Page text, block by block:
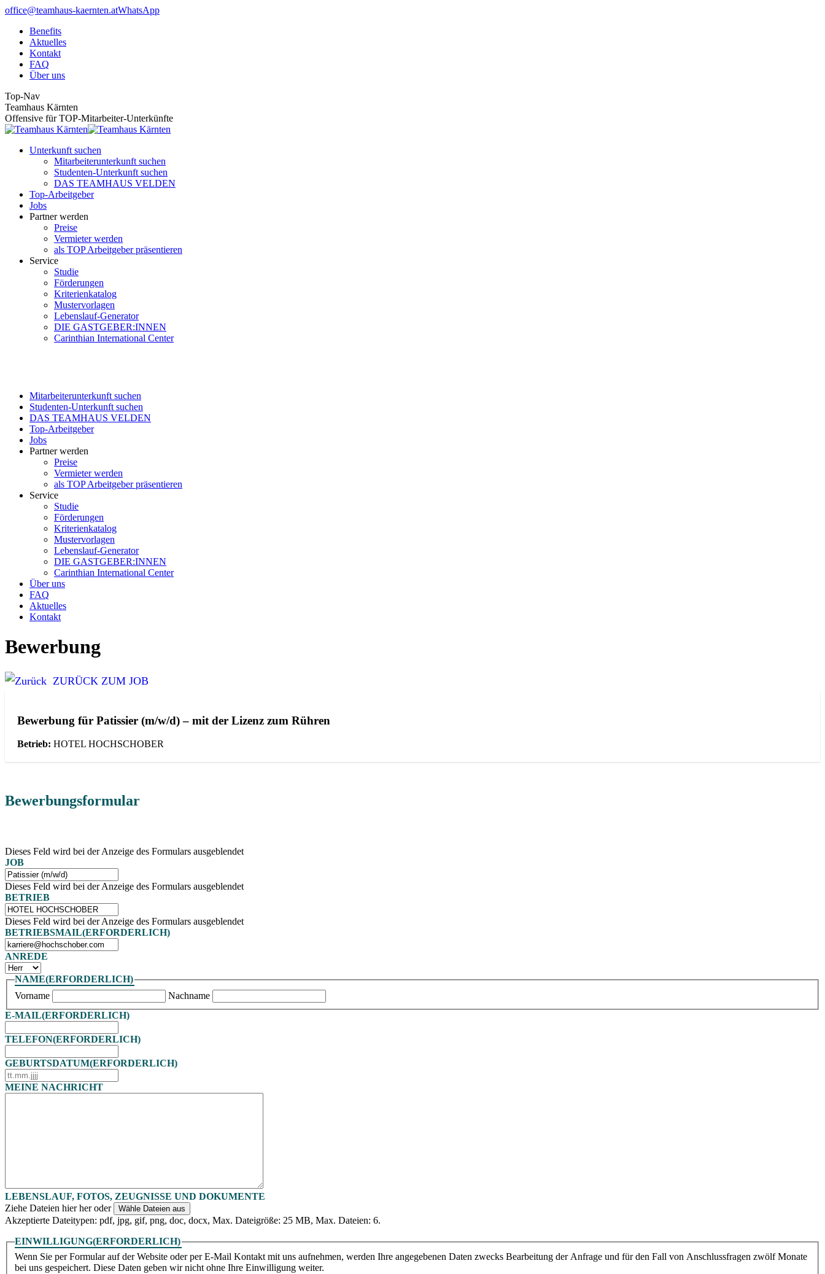
Zum
office@teamhaus-kaernten.atWhatsApp
Benefits
Aktuelles
Kontakt
FAQ
Über uns
Top-Nav
Teamhaus Kärnten
Offensive für TOP-Mitarbeiter-Unterkünfte
Unterkunft suchen
Mitarbeiterunterkunft suchen
Studenten-Unterkunft suchen
DAS TEAMHAUS VELDEN
Top-Arbeitgeber
Jobs
Partner werden
Preise
Vermieter werden
als TOP Arbeitgeber präsentieren
Service
Studie
Förderungen
Kriterienkatalog
Mustervorlagen
Lebenslauf-Generator
DIE GASTGEBER:INNEN
Carinthian International Center
Mitarbeiterunterkunft suchen
Studenten-Unterkunft suchen
DAS TEAMHAUS VELDEN
Top-Arbeitgeber
Jobs
Partner werden
Preise
Vermieter werden
als TOP Arbeitgeber präsentieren
Service
Studie
Förderungen
Kriterienkatalog
Mustervorlagen
Lebenslauf-Generator
DIE GASTGEBER:INNEN
Carinthian International Center
Über uns
FAQ
Aktuelles
Kontakt
Bewerbung
ZURÜCK ZUM JOB
Bewerbung für Patissier (m/w/d) – mit der Lizenz zum Rühren
Betrieb: HOTEL HOCHSCHOBER
Bewerbungsformular
Dieses Feld wird bei der Anzeige des Formulars ausgeblendet
JOB
Dieses Feld wird bei der Anzeige des Formulars ausgeblendet
BETRIEB
Dieses Feld wird bei der Anzeige des Formulars ausgeblendet
BETRIEBSMAIL(ERFORDERLICH)
ANREDE
NAME(ERFORDERLICH)
Vorname
Nachname
E-MAIL(ERFORDERLICH)
TELEFON(ERFORDERLICH)
GEBURTSDATUM(ERFORDERLICH)
Punkt
MM
MEINE NACHRICHT
LEBENSLAUF, FOTOS, ZEUGNISSE UND DOKUMENTE
Ziehe Dateien hier her oder
Wähle Dateien aus
Akzeptierte Dateitypen: pdf, jpg, gif, png, doc, docx, Max. Dateigröße: 25 MB, Max. Dateien: 6.
EINWILLIGUNG(ERFORDERLICH)
Wenn Sie per Formular auf der Website oder per E-Mail Kontakt mit uns aufnehmen, werden Ihre angegebenen Daten zwecks Bearbeitung der Anfrage und für den Fall von Anschlussfragen zwölf Monate
bei uns gespeichert. Diese Daten geben wir nicht ohne Ihre Einwilligung weiter.